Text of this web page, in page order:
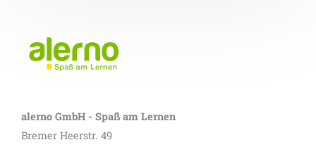
alerno GmbH - Spaß am Lernen
Bremer Heerstr. 49